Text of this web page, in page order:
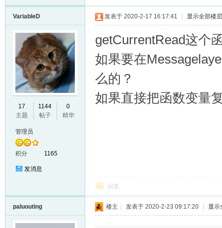
VariableD
17
主题
1144
帖子
0
精华
管理员
积分 1165
发消息
发表于 2020-2-17 16:17:41 显示全部楼层
getCurrentRead这个
如果要在
么的？
如果直接把函数变量
回复
paluouting 楼主 发表于 2020-2-23 09:17:20 显示